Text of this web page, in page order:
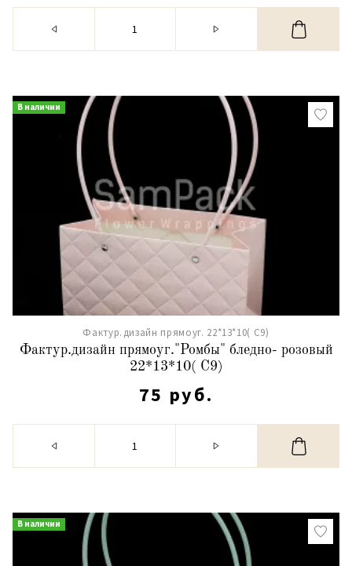
В наличии
Фактур.дизайн прямоуг. 22*13*10( С9)
Фактур.дизайн прямоуг."Ромбы" бледно- розовый
22*13*10( С9)
75 руб.
В наличии